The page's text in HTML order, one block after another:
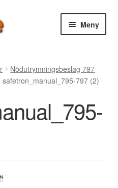
Meny
Nödutrymningsbeslag 797
safetron_manual_795-797 (2)